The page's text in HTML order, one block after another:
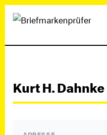
Kurt H. Dahnke